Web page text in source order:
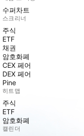
수퍼차트
스크리너
주식
ETF
채권
암호화폐
CEX 페어
DEX 페어
Pine
히트맵
주식
ETF
암호화폐
캘린더